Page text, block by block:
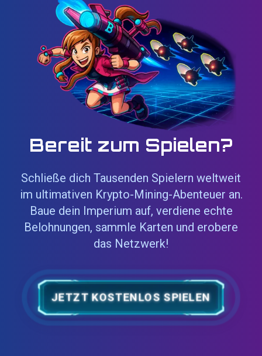
Bereit zum Spielen?
Schließe dich Tausenden Spielern weltweit
im ultimativen Krypto-Mining-Abenteuer an.
Baue dein Imperium auf, verdiene echte
Belohnungen, sammle Karten und erobere
das Netzwerk!
JETZT KOSTENLOS SPIELEN